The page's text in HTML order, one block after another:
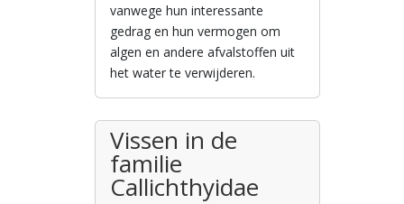
vanwege hun interessante
gedrag en hun vermogen om
algen en andere afvalstoffen uit
het water te verwijderen.
Vissen in de
familie
Callichthyidae